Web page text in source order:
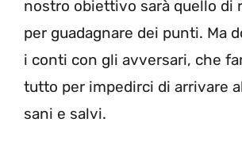
nostro obiettivo sarà quello di
per guadagnare dei punti. Ma
i conti con gli avversari, che
tutto per impedirci di arrivare
sani e salvi.